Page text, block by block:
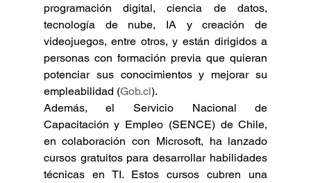
programación digital, ciencia de datos,
tecnología de nube, IA y creación de
videojuegos, entre otros, y están dirigidos a
personas con formación previa que quieran
potenciar sus conocimientos y mejorar su
empleabilidad (Gob.cl).
Además, el Servicio Nacional de
Capacitación y Empleo (SENCE) de Chile,
en colaboración con Microsoft, ha lanzado
cursos gratuitos para desarrollar habilidades
técnicas en TI. Estos cursos cubren una